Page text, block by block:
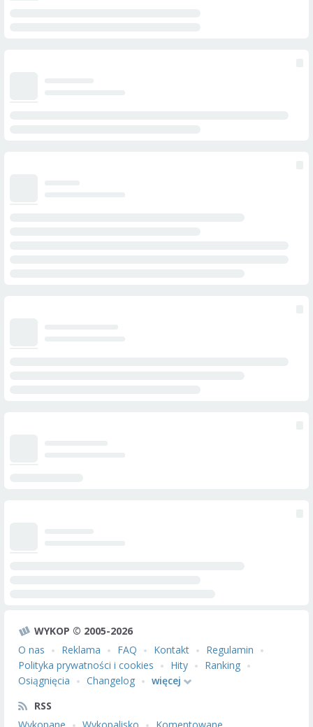
WYKOP © 2005-2026
O nas
Reklama FAQ Kontakt
Regulamin
Polityka prywatności i cookies
Hity
Ranking
Osiągnięcia
Changelog
więcej
RSS